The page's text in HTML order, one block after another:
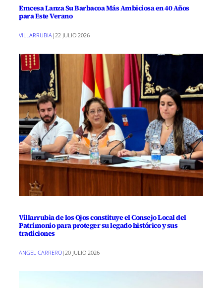
Emcesa Lanza Su Barbacoa Más Ambiciosa en 40 Años
para Este Verano
VILLARRUBIA | 22 JULIO 2026
Villarrubia de los Ojos constituye el Consejo Local del
Patrimonio para proteger su legado histórico y sus
tradiciones
ANGEL CARRERO|20 JULIO 2026